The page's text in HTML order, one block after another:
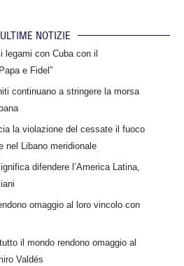
ULTIME NOTIZIE
legami con Cuba con il
e Fidel”
continuano a stringere la morsa
la violazione del cessate il fuoco
nel Libano meridionale
difendere l’America Latina,
omaggio al loro vincolo con
il mondo rendono omaggio al
Valdés